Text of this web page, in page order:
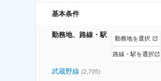
基本条件
勤務地、路線・駅 勤務地を選択
路線・駅を選択
武蔵野線 (2,705)